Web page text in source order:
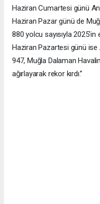
Haziran Cumartesi günü
Haziran Pazar günü de
880 yolcu sayısıyla 2025'in
Haziran Pazartesi günü ise
947, Muğla Dalaman
ağırlayarak rekor kırdı.”